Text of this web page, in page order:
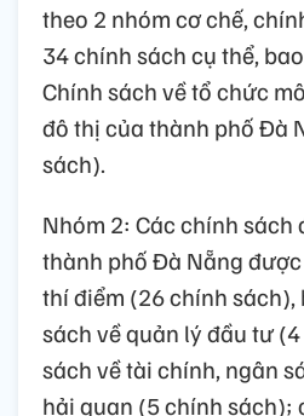
theo 2 nhóm cơ chế,
34 chính sách cụ thể,
Chính sách về tổ chức
đô thị của thành phố Đà
sách).
Nhóm 2: Các chính sách
thành phố Đà Nẵng
thí điểm (26 chính sách),
sách về quản lý đầu tư
sách về tài chính, ngân
hải quan (5 chính sách);